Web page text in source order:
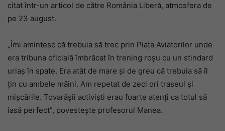
citat într-un articol de către România Liberă, atmosfera de
pe 23 august.
„Îmi amintesc că trebuia să trec prin Piaţa Aviatorilor unde
era tribuna oficială îmbrăcat în trening roşu cu un stindard
uriaş în spate. Era atât de mare şi de greu că trebuia să îl
ţin cu ambele mâini. Am repetat de zeci ori traseul şi
mişcările. Tovarăşii activişti erau foarte atenţi ca totul să
iasă perfect”, povesteşte profesorul Manea.